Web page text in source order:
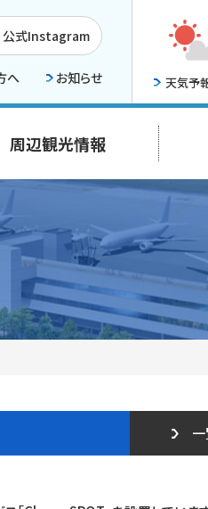
公式Instagram
へ お知らせ 天気予
周辺観光情報